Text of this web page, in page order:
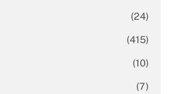
(24)
(415)
(10)
(7)